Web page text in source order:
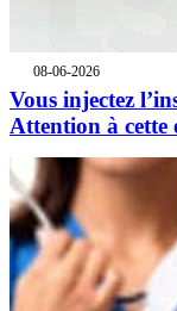
08-06-2026
Vous injectez
Attention à cette